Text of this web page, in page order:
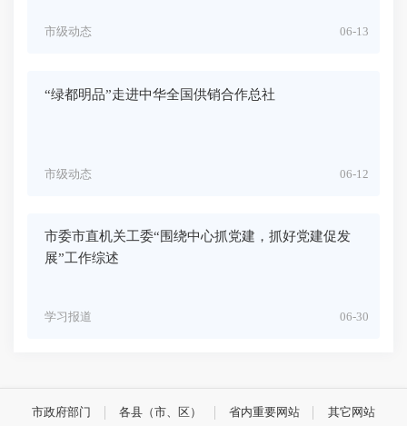
06-13
市级动态
“绿都明品”走进中华全国供销合作总社
06-12
市级动态
市委市直机关工委“围绕中心抓党建，抓好党建促发
展”工作综述
06-30
学习报道
市政府部门 各县（市、区） 省内重要网站 其它网站